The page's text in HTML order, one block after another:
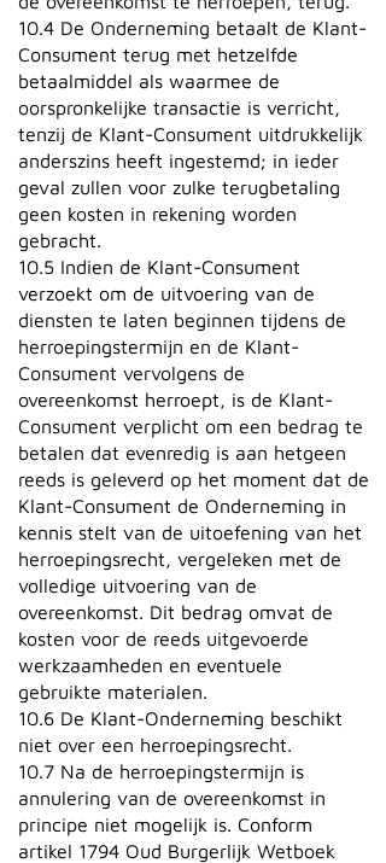
10.4 De Onderneming betaalt de Klant-
Consument terug met hetzelfde
betaalmiddel als waarmee de
oorspronkelijke transactie is verricht,
tenzij de Klant-Consument uitdrukkelijk
anderszins heeft ingestemd; in ieder
geval zullen voor zulke terugbetaling
geen kosten in rekening worden
gebracht.
10.5 Indien de Klant-Consument
verzoekt om de uitvoering van de
diensten te laten beginnen tijdens de
herroepingstermijn en de Klant-
Consument vervolgens de
overeenkomst herroept, is de Klant-
Consument verplicht om een bedrag te
betalen dat evenredig is aan hetgeen
reeds is geleverd op het moment dat de
Klant-Consument de Onderneming in
kennis stelt van de uitoefening van het
herroepingsrecht, vergeleken met de
volledige uitvoering van de
overeenkomst. Dit bedrag omvat de
kosten voor de reeds uitgevoerde
werkzaamheden en eventuele
gebruikte materialen.
10.6 De Klant-Onderneming beschikt
niet over een herroepingsrecht.
10.7 Na de herroepingstermijn is
annulering van de overeenkomst in
principe niet mogelijk is. Conform
artikel 1794 Oud Burgerlijk Wetboek